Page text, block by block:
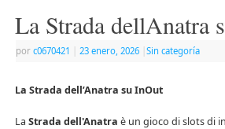
La Strada dellAnatra
por c0670421 23 enero, 2026 Sin categoría
La Strada dell’Anatra su InOut
La Strada dell'Anatra è un gioco di slots di